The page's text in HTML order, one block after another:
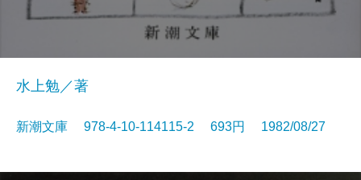
水上勉／著
新潮文庫 978-4-10-114115-2 693円 1982/08/27